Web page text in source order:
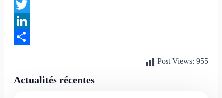
Facebook
Twitter
LinkedIn
Post Views: 955
Actualités récentes